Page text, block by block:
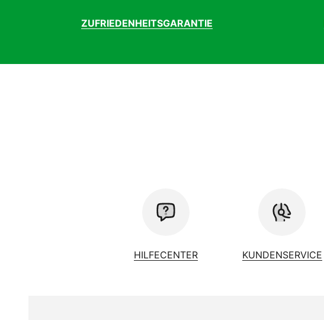
ZUFRIEDENHEITSGARANTIE
HILFECENTER KUNDENSERVICE